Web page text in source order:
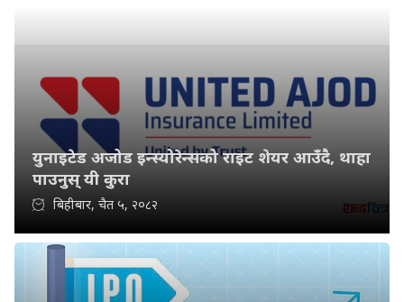
युनाइटेड अजोड इन्स्योरेन्सको राइट शेयर आउँदै, थाहा
पाउनुस् यी कुरा
बिहीबार, चैत ५, २०८२